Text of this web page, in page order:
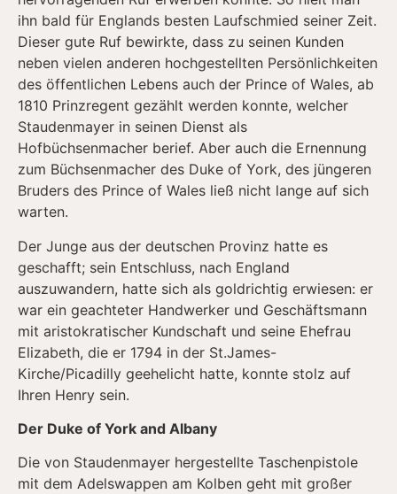
ihn bald für Englands besten Laufschmied seiner Zeit.
Dieser gute Ruf bewirkte, dass zu seinen Kunden
neben vielen anderen hochgestellten Persönlichkeiten
des öffentlichen Lebens auch der Prince of Wales, ab
1810 Prinzregent gezählt werden konnte, welcher
Staudenmayer in seinen Dienst als
Hofbüchsenmacher berief. Aber auch die Ernennung
zum Büchsenmacher des Duke of York, des jüngeren
Bruders des Prince of Wales ließ nicht lange auf sich
warten.
Der Junge aus der deutschen Provinz hatte es
geschafft; sein Entschluss, nach England
auszuwandern, hatte sich als goldrichtig erwiesen: er
war ein geachteter Handwerker und Geschäftsmann
mit aristokratischer Kundschaft und seine Ehefrau
Elizabeth, die er 1794 in der St.James-
Kirche/Picadilly geehelicht hatte, konnte stolz auf
Ihren Henry sein.
Der Duke of York and Albany
Die von Staudenmayer hergestellte Taschenpistole
mit dem Adelswappen am Kolben geht mit großer